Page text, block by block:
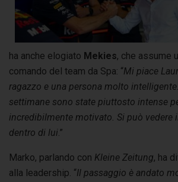
ha anche elogiato Mekies, che assume
comando del team da Spa: “Mi piace
ragazzo e una persona molto
settimane sono state piuttosto intense
incredibilmente motivato. Si può vedere
dentro di lui.”
Marko, parlando con Kleine Zeitung, ha
alla leadership. “Il passaggio è andato